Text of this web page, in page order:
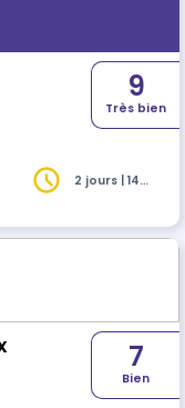
9
Très bien
2 jours | 14
7
Bien